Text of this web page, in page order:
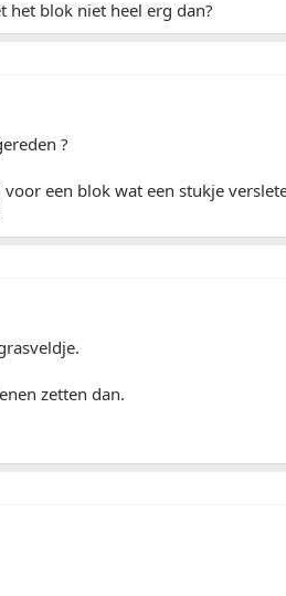
het blok niet heel erg dan?
?
een blok wat een stukje
zetten dan.